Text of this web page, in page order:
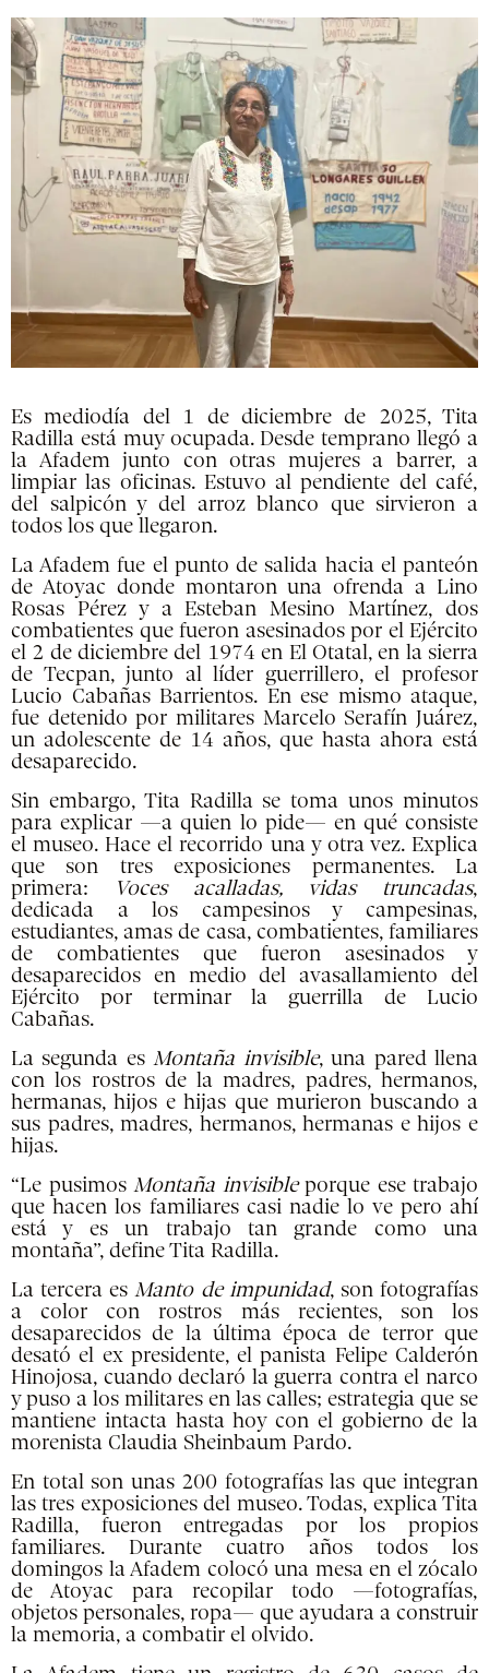
Es mediodía del 1 de diciembre de 2025, Tita
Radilla está muy ocupada. Desde temprano llegó a
la Afadem junto con otras mujeres a barrer, a
limpiar las oficinas. Estuvo al pendiente del café,
del salpicón y del arroz blanco que sirvieron a
todos los que llegaron.
La Afadem fue el punto de salida hacia el panteón
de Atoyac donde montaron una ofrenda a Lino
Rosas Pérez y a Esteban Mesino Martínez, dos
combatientes que fueron asesinados por el Ejército
el 2 de diciembre del 1974 en El Otatal, en la sierra
de Tecpan, junto al líder guerrillero, el profesor
Lucio Cabañas Barrientos. En ese mismo ataque,
fue detenido por militares Marcelo Serafín Juárez,
un adolescente de 14 años, que hasta ahora está
desaparecido.
Sin embargo, Tita Radilla se toma unos minutos
para explicar —a quien lo pide— en qué consiste
el museo. Hace el recorrido una y otra vez. Explica
que son tres exposiciones permanentes. La
primera:
Voces acalladas, vidas truncadas,
dedicada a los campesinos y campesinas,
estudiantes, amas de casa, combatientes, familiares
de combatientes que fueron asesinados y
desaparecidos en medio del avasallamiento del
Ejército por terminar la guerrilla de Lucio
Cabañas.
La segunda esMontaña invisible, una pared llena
con los rostros de la madres, padres, hermanos,
hermanas, hijos e hijas que murieron buscando a
sus padres, madres, hermanos, hermanas e hijos e
hijas.
“Le pusimos Montaña invisibleporque ese trabajo
que hacen los familiares casi nadie lo ve pero ahí
está y es un trabajo tan grande como una
montaña”, define Tita Radilla.
La tercera esManto de impunidad, son fotografías
a color con rostros más recientes, son los
desaparecidos de la última época de terror que
desató el ex presidente, el panista Felipe Calderón
Hinojosa, cuando declaró la guerra contra el narco
y puso a los militares en las calles; estrategia que se
mantiene intacta hasta hoy con el gobierno de la
morenista Claudia Sheinbaum Pardo.
En total son unas 200 fotografías las que integran
las tres exposiciones del museo. Todas, explica Tita
Radilla, fueron entregadas por los propios
familiares. Durante cuatro años todos los
domingos la Afadem colocó una mesa en el zócalo
de Atoyac para recopilar todo —fotografías,
objetos personales, ropa— que ayudara a construir
la memoria, a combatir el olvido.